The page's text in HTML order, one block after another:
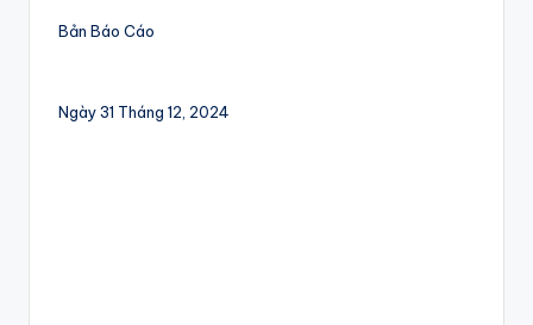
Bản Báo Cáo
Ngày 31 Tháng 12, 2024